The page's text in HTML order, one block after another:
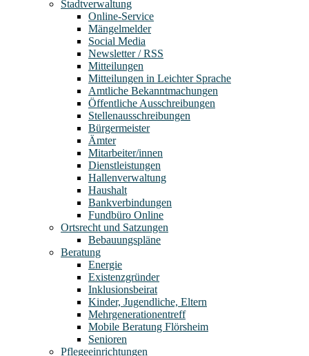
Stadtverwaltung
Online-Service
Mängelmelder
Social Media
Newsletter / RSS
Mitteilungen
Mitteilungen in Leichter Sprache
Amtliche Bekanntmachungen
Öffentliche Ausschreibungen
Stellenausschreibungen
Bürgermeister
Ämter
Mitarbeiter/innen
Dienstleistungen
Hallenverwaltung
Haushalt
Bankverbindungen
Fundbüro Online
Ortsrecht und Satzungen
Bebauungspläne
Beratung
Energie
Existenzgründer
Inklusionsbeirat
Kinder, Jugendliche, Eltern
Mehrgenerationentreff
Mobile Beratung Flörsheim
Senioren
Pflegeeinrichtungen